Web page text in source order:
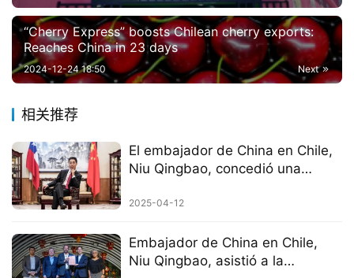
“Cherry Express” boosts Chilean cherry exports:
Reaches China in 23 days
Next
2024-12-24 18:50
相关推荐
El embajador de China en Chile,
Niu Qingbao, concedió una
Tres”
2025-04-12
Embajador de China en Chile,
Niu Qingbao, asistió a la